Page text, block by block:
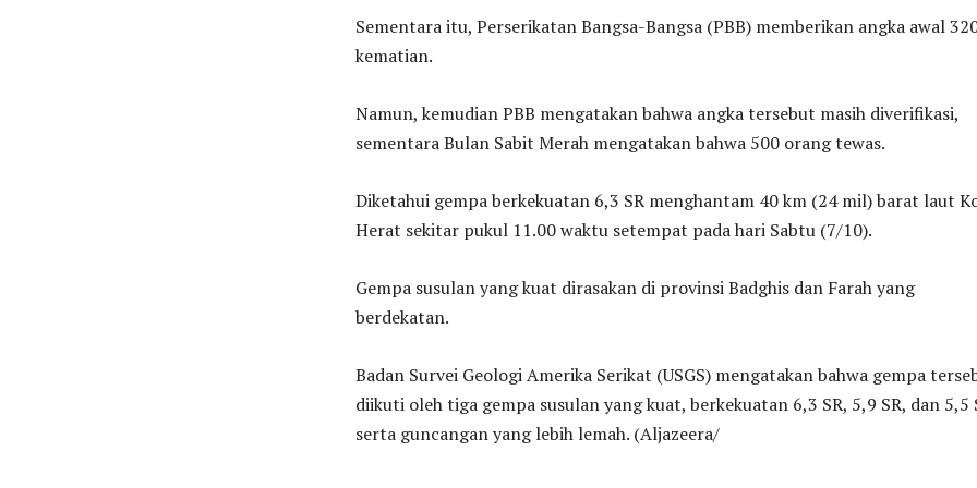
Sementara itu, Perserikatan Bangsa-Bangsa (PBB) memberikan angka awal
kematian.
Namun, kemudian PBB mengatakan bahwa angka tersebut masih diverifikasi,
sementara Bulan Sabit Merah mengatakan bahwa 500 orang tewas.
Diketahui gempa berkekuatan 6,3 SR menghantam 40 km (24 mil) barat laut
Herat sekitar pukul 11.00 waktu setempat pada hari Sabtu (7/10).
Gempa susulan yang kuat dirasakan di provinsi Badghis dan Farah yang
berdekatan.
Badan Survei Geologi Amerika Serikat (USGS) mengatakan bahwa gempa
diikuti oleh tiga gempa susulan yang kuat, berkekuatan 6,3 SR, 5,9 SR, dan 5,5
serta guncangan yang lebih lemah. (Aljazeera/